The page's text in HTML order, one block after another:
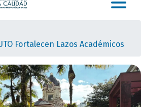
Fortalecen Lazos Académicos